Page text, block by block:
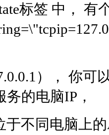
标签 中， 有
）， 你可
务的电脑IP，
不同电脑上